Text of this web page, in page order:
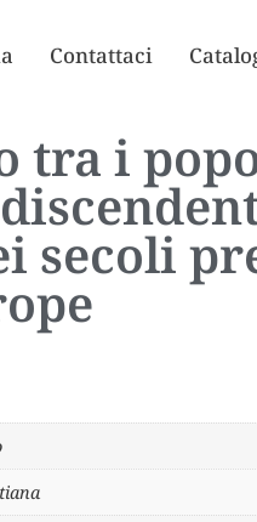
Contattaci
tra i
secoli